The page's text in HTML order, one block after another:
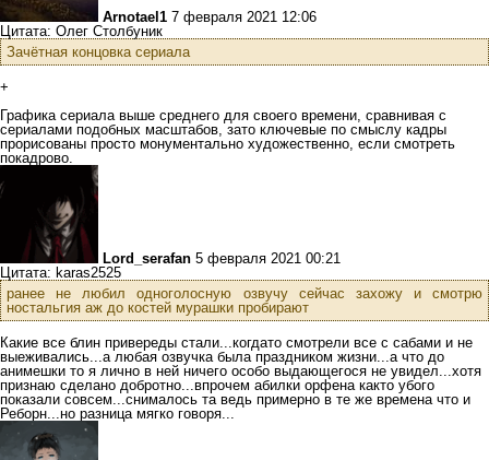
Arnotael1 7 февраля 2021 12:06
Цитата: Олег Столбуник
Зачётная концовка сериала
+
Графика сериала выше среднего для своего времени, сравнивая с
сериалами подобных масштабов, зато ключевые по смыслу кадры
прорисованы просто монументально художественно, если смотреть
покадрово.
Lord_serafan 5 февраля 2021 00:21
Цитата: karas2525
ранее не любил одноголосную озвучу сейчас захожу и смотрю
ностальгия аж до костей мурашки пробирают
Какие все блин привереды стали...когдато смотрели все с сабами и не
выеживались...а любая озвучка была праздником жизни...а что до
анимешки то я лично в ней ничего особо выдающегося не увидел...хотя
признаю сделано добротно...впрочем абилки орфена както убого
показали совсем...снималось та ведь примерно в те же времена что и
Реборн...но разница мягко говоря...